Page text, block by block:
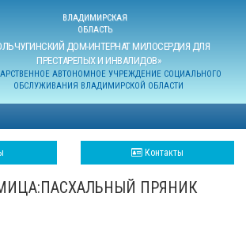
ВЛАДИМИРСКАЯ
ОБЛАСТЬ
ДОМ-ИНТЕРНАТ МИЛОСЕРДИЯ ДЛЯ
ПРЕСТАРЕЛЫХ И ИНВАЛИДОВ»
АВТОНОМНОЕ УЧРЕЖДЕНИЕ СОЦИАЛЬНОГО
ОБСЛУЖИВАНИЯ ВЛАДИМИРСКОЙ ОБЛАСТИ
Контакты
ПРЯНИК